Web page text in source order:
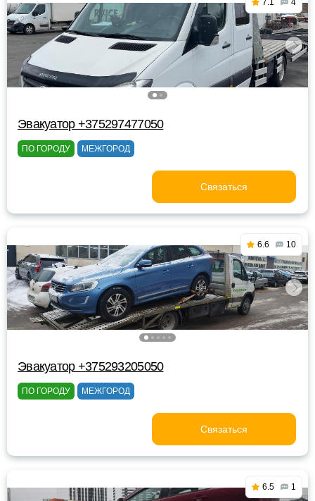
7.1 4
Эвакуатор +375297477050
ПО ГОРОДУ МЕЖГОРОД
Связаться
6.6 10
Эвакуатор +375293205050
ПО ГОРОДУ МЕЖГОРОД
Связаться
6.5 1